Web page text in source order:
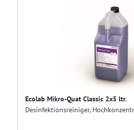
Ecolab Mikro-Quat Classic 2x5 ltr.
Desinfektionsreiniger,